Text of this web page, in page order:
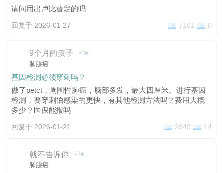
请问用出卢比替定的吗
回复于 2026-01-27 7161 0
9个月的孩子
肺腺癌
基因检测必须穿刺吗？
做了petct，周围性肺癌，脑部多发，最大四厘米。进行基因
检测，要穿刺怕感染的更快，有其他检测方法吗？费用大概
多少？医保能报吗
回复于 2026-01-21 2949 14
就不告诉你
肺腺癌